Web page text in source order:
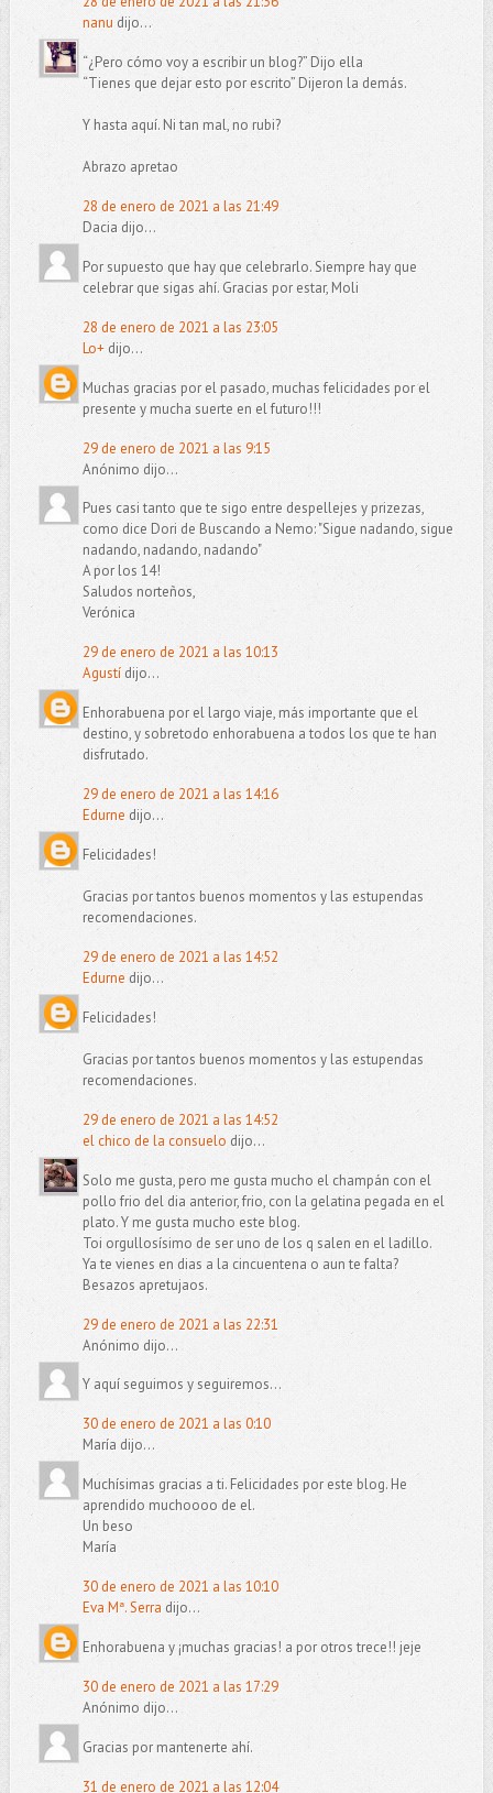
nanu dijo...
“¿Pero cómo voy a escribir un blog?” Dijo ella
“Tienes que dejar esto por escrito” Dijeron la demás.
Y hasta aquí. Ni tan mal, no rubi?
Abrazo apretao
28 de enero de 2021 a las 21:49
Dacia dijo...
Por supuesto que hay que celebrarlo. Siempre hay que
celebrar que sigas ahí. Gracias por estar, Moli
28 de enero de 2021 a las 23:05
Lo+dijo...
Muchas gracias por el pasado, muchas felicidades por el
presente y mucha suerte en el futuro!!!
29 de enero de 2021 a las 9:15
Anónimo dijo...
Pues casi tanto que te sigo entre despellejes y prizezas,
como dice Dori de Buscando a Nemo: "Sigue nadando, sigue
nadando, nadando, nadando"
A por los 14!
Saludos norteños,
Verónica
29 de enero de 2021 a las 10:13
Agustídijo...
Enhorabuena por el largo viaje, más importante que el
destino, y sobretodo enhorabuena a todos los que te han
disfrutado.
29 de enero de 2021 a las 14:16
Edurne dijo...
Felicidades!
Gracias por tantos buenos momentos y las estupendas
recomendaciones.
29 de enero de 2021 a las 14:52
Edurne dijo...
Felicidades!
Gracias por tantos buenos momentos y las estupendas
recomendaciones.
29 de enero de 2021 a las 14:52
el chico de la consuelo dijo...
Solo me gusta, pero me gusta mucho el champán con el
pollo frio del dia anterior, frio, con la gelatina pegada en el
plato. Y me gusta mucho este blog.
Toi orgullosísimo de ser uno de los q salen en el ladillo.
Ya te vienes en dias a la cincuentena o aun te falta?
Besazos apretujaos.
29 de enero de 2021 a las 22:31
Anónimo dijo...
Y aquí seguimos y seguiremos...
30 de enero de 2021 a las 0:10
María dijo...
Muchísimas gracias a ti. Felicidades por este blog. He
aprendido muchoooo de el.
Un beso
María
30 de enero de 2021 a las 10:10
Eva Mª. Serra dijo...
Enhorabuena y ¡muchas gracias! a por otros trece!! jeje
30 de enero de 2021 a las 17:29
Anónimo dijo...
Gracias por mantenerte ahí.
31 de enero de 2021 a las 12:04